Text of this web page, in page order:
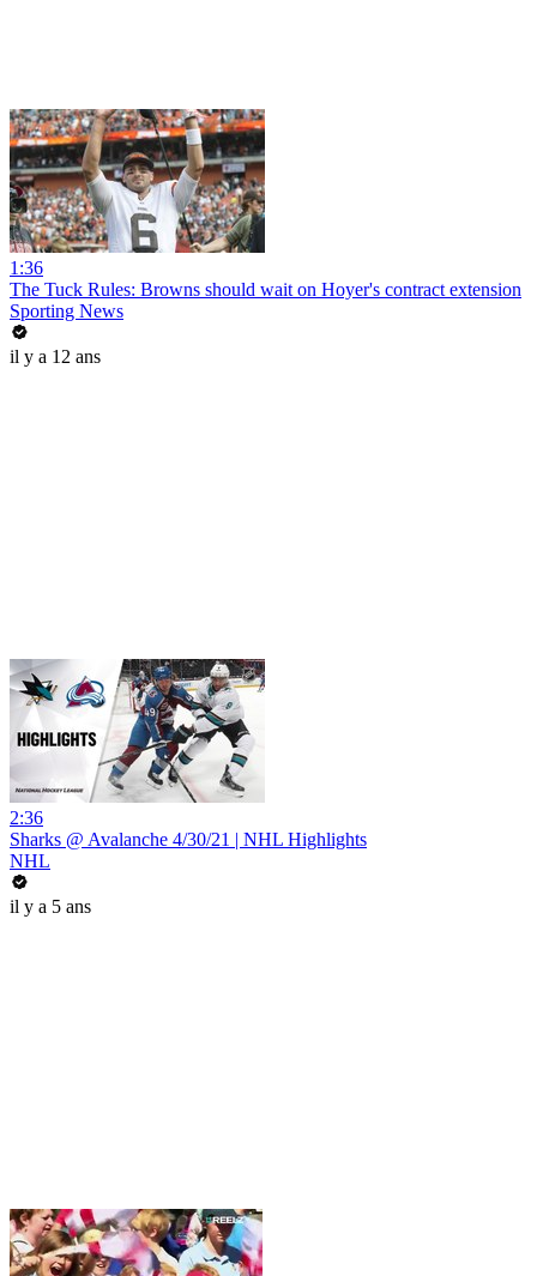
1:36
The Tuck Rules: Browns should wait on Hoyer's contract extension
Sporting News
il y a 12 ans
2:36
Sharks @ Avalanche 4/30/21 | NHL Highlights
NHL
il y a 5 ans